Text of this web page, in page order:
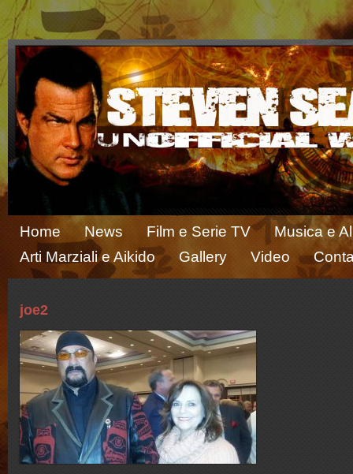
Home News Film e Serie TV
Musica e
Arti Marziali e Aikido
Gallery Video
joe2